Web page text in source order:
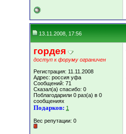
13.11.2008, 17:56
гордея
доступ к форуму ограничен
Регистрация: 11.11.2008
Адрес: россия уфа
Сообщений: 71
Сказал(а) спасибо: 0
Поблагодарили 0 раз(а) в 0
сообщениях
Подарков: 1
Вес репутации: 0